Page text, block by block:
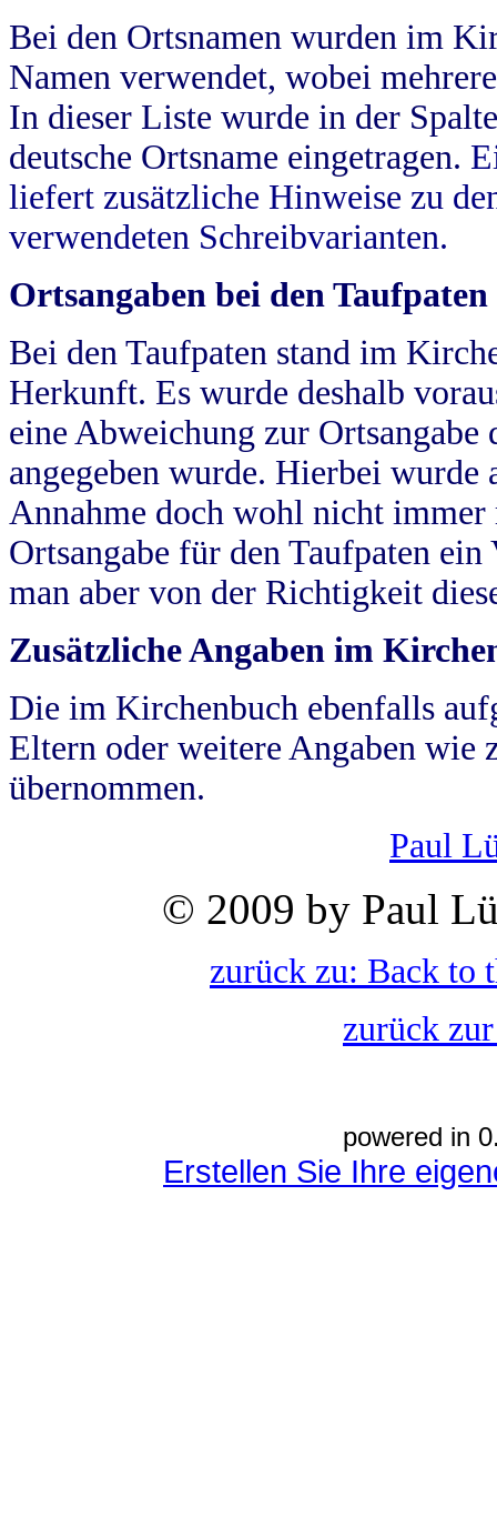
Bei den Ortsnamen wurden im
Namen verwendet, wobei
In dieser Liste wurde in der
deutsche Ortsname eingetragen.
liefert zusätzliche Hinweise zu
verwendeten Schreibvarianten.
Ortsangaben bei den Taufpaten
Bei den Taufpaten stand im
Herkunft. Es wurde deshalb
eine Abweichung zur
angegeben wurde. Hierbei wurde
Annahme doch wohl nicht
Ortsangabe für den Taufpaten
man aber von der Richtigkeit
Zusätzliche Angaben im
Die im Kirchenbuch ebenfalls
Eltern oder weitere Angaben wie
übernommen.
Paul
© 2009 by Paul
zurück zu: Back to
zurück
powered in
Erstellen Sie Ihre